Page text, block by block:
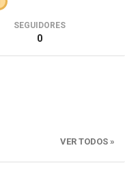
SEGUIDORES
0
VER TODOS »